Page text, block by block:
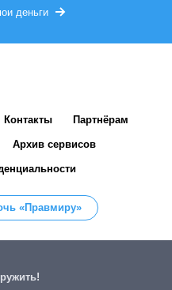
деньги
Контакты Партнёрам
Архив сервисов
«Правмиру»